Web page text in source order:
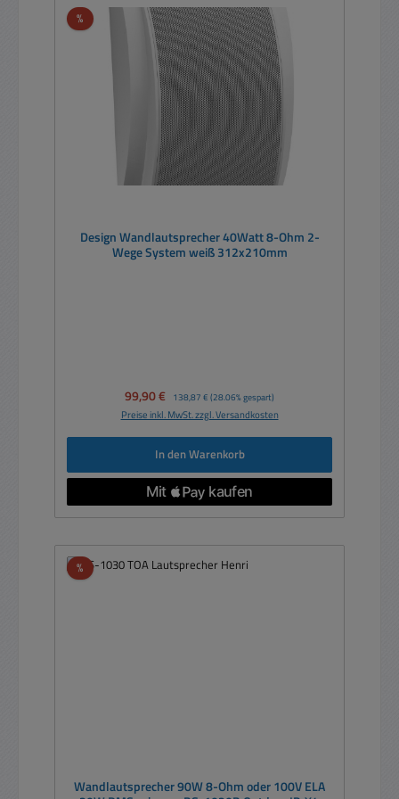
%Rabatt
Design Wandlautsprecher 40Watt 8-Ohm 2-
Wege System weiß 312x210mm
Verkaufspreis:
99,90 € Regulärer Preis:
138,87 € (28.06% gespart)
Preise inkl. MwSt. zzgl. Versandkosten
In den Warenkorb
%Rabatt
Wandlautsprecher 90W 8-Ohm oder 100V ELA